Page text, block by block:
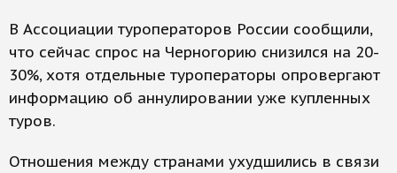
В Ассоциации туроператоров России сообщили,
что сейчас спрос на Черногорию снизился на 20-
30%, хотя отдельные туроператоры опровергают
информацию об аннулировании уже купленных
туров.
Отношения между странами ухудшились в связи